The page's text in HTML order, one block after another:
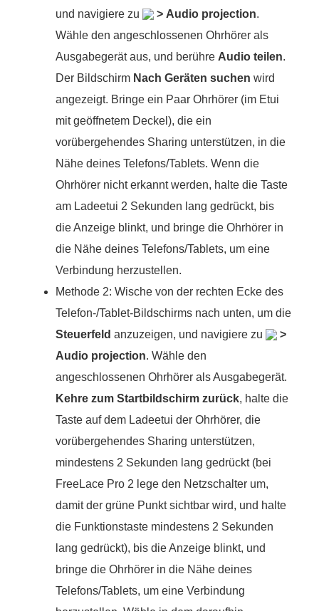
und navigiere zu
> Audio projection.
Wähle den angeschlossenen Ohrhörer als
Ausgabegerät aus, und berühre Audio teilen.
Der Bildschirm Nach Geräten suchen wird
angezeigt. Bringe ein Paar Ohrhörer (im Etui
mit geöffnetem Deckel), die ein
vorübergehendes Sharing unterstützen, in die
Nähe deines Telefons/Tablets. Wenn die
Ohrhörer nicht erkannt werden, halte die Taste
am Ladeetui 2 Sekunden lang gedrückt, bis
die Anzeige blinkt, und bringe die Ohrhörer in
die Nähe deines Telefons/Tablets, um eine
Verbindung herzustellen.
Methode 2: Wische von der rechten Ecke des
Telefon-/Tablet-Bildschirms nach unten, um die
Steuerfeld anzuzeigen, und navigiere zu
>
Audio projection. Wähle den
angeschlossenen Ohrhörer als Ausgabegerät.
Kehre zum Startbildschirm zurück, halte die
Taste auf dem Ladeetui der Ohrhörer, die
vorübergehendes Sharing unterstützen,
mindestens 2 Sekunden lang gedrückt (bei
FreeLace Pro 2 lege den Netzschalter um,
damit der grüne Punkt sichtbar wird, und halte
die Funktionstaste mindestens 2 Sekunden
lang gedrückt), bis die Anzeige blinkt, und
bringe die Ohrhörer in die Nähe deines
Telefons/Tablets, um eine Verbindung